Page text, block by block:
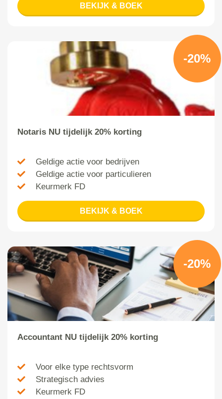
BEKIJK & BOEK
-20%
Notaris NU tijdelijk 20% korting
Geldige actie voor bedrijven
Geldige actie voor particulieren
Keurmerk FD
BEKIJK & BOEK
-20%
Accountant NU tijdelijk 20% korting
Voor elke type rechtsvorm
Strategisch advies
Keurmerk FD